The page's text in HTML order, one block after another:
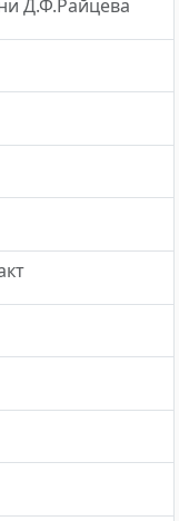
Д.Ф.Райцева